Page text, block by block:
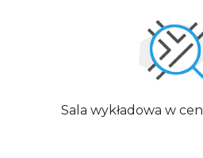
Sala wykładowa w